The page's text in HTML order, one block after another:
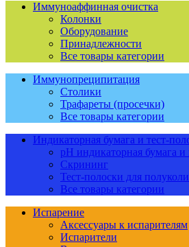
Иммуноаффинная очистка
Колонки
Оборудование
Принадлежности
Все товары категории
Иммунопреципитация
Столики
Трафареты (просечки)
Все товары категории
Индикаторная бумага и тест-
pH индикаторная бумага и
Скрининг
Тест-полоски для
Все товары категории
Испарение
Аксессуары к испарителям
Испарители